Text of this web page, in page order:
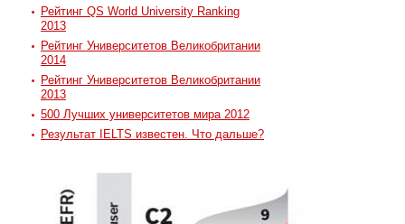
Рейтинг QS World University Ranking
2013
Рейтинг Университетов Великобритании
2014
Рейтинг Университетов Великобритании
2013
500 Лучших университетов мира 2012
Результат IELTS известен. Что дальше?